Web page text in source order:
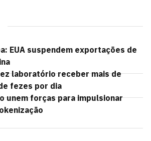
EUA suspendem exportações de
laboratório receber mais de
fezes por dia
unem forças para impulsionar